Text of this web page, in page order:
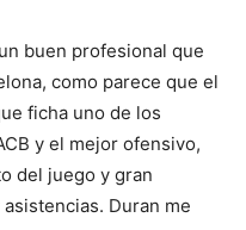
buen profesional que
como parece que el
ficha uno de los
y el mejor ofensivo,
del juego y gran
Duran me